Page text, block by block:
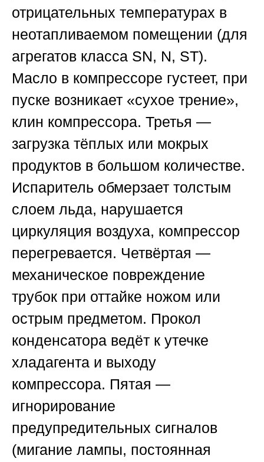
отрицательных температурах в
неотапливаемом помещении (для
агрегатов класса SN, N, ST).
Масло в компрессоре густеет, при
пуске возникает «сухое трение»,
клин компрессора. Третья —
загрузка тёплых или мокрых
продуктов в большом количестве.
Испаритель обмерзает толстым
слоем льда, нарушается
циркуляция воздуха, компрессор
перегревается. Четвёртая —
механическое повреждение
трубок при оттайке ножом или
острым предметом. Прокол
конденсатора ведёт к утечке
хладагента и выходу
компрессора. Пятая —
игнорирование
предупредительных сигналов
(мигание лампы, постоянная